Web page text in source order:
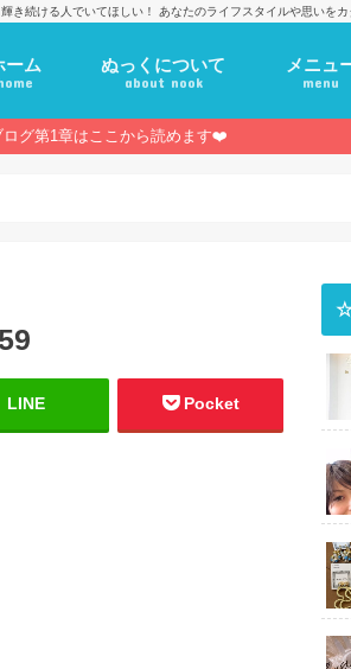
き続ける人でいてほしい！ あなたのライフスタイルや思いを
ーム ぬっくについて
about nook
メニュ
menu
ログ第1章はここから読めます❤️
LINE Pocket
☆